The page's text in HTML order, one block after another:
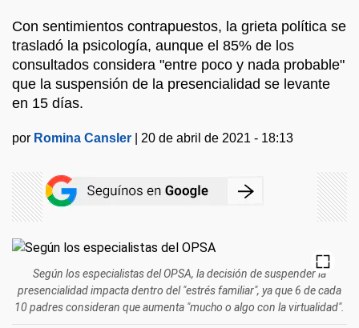
Con sentimientos contrapuestos, la grieta política se
trasladó la psicología, aunque el 85% de los
consultados considera "entre poco y nada probable"
que la suspensión de la presencialidad se levante
en 15 días.
por Romina Cansler 20 de abril de 2021 - 18:13
Según los especialistas del OPSA, la decisión de suspender la
presencialidad impacta dentro del "estrés familiar", ya que 6 de cada
10 padres consideran que aumenta "mucho o algo con la virtualidad".